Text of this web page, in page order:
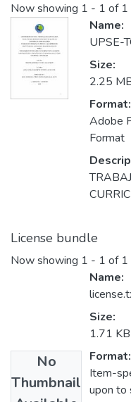
Now showing 1 - 1 of 1
Name:
UPSE-
Size:
2.25
Format:
Adobe
Format
License bundle
Now showing 1 - 1 of 1
No
Thumbnail
Name:
Size:
1.71 KB
Format:
Item-
upon to